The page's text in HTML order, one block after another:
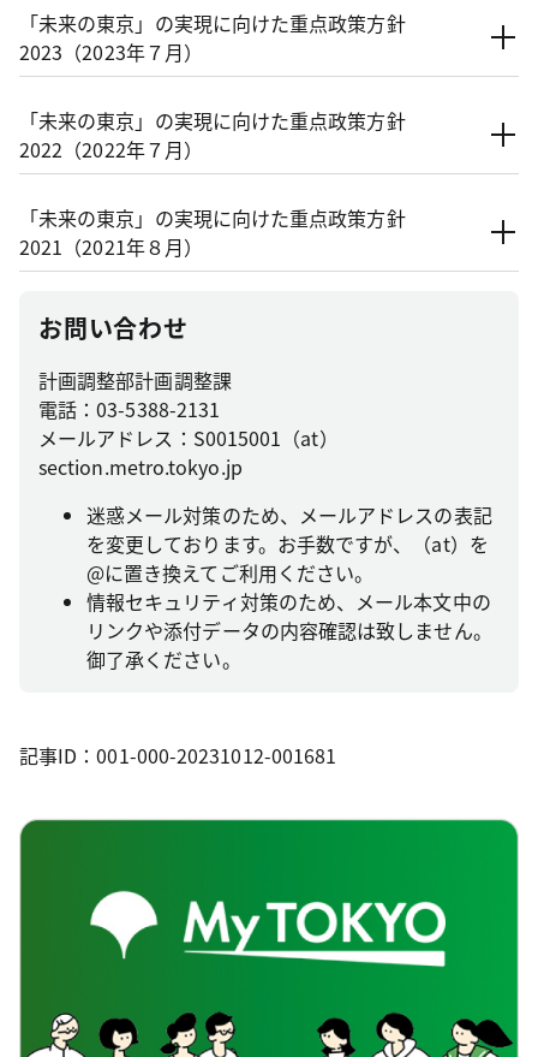
「未来の東京」の実現に向けた重点政策方針
2023（2023年７月）
一人ひとりが輝く「未来の東京」を実現するための、
2024年度に向けた政策強化の方針として「重点政策方針
2023」を示しました。
「未来の東京」の実現に向けた重点政策方針
2023（デジタルブック）
「未来の東京」の実現に向けた重点政策方針
2022（2022年７月）
一人ひとりが輝く「未来の東京」実現のための、2023年
度に向けた政策強化の方針として「重点政策方針2022」
を示しました。
「未来の東京」の実現に向けた重点政策方針
2021（2021年８月）
「未来の東京」の実現に向けた歩みを本格的に進めるた
2021（デジタルブック）
お問い合わせ
計画調整部計画調整課
電話：03-5388-2131
メールアドレス：S0015001（at）
section.metro.tokyo.jp
迷惑メール対策のため、メールアドレスの表記
を変更しております。お手数ですが、（at）を
@に置き換えてご利用ください。
情報セキュリティ対策のため、メール本文中の
リンクや添付データの内容確認は致しません。
御了承ください。
記事ID：001-000-20231012-001681